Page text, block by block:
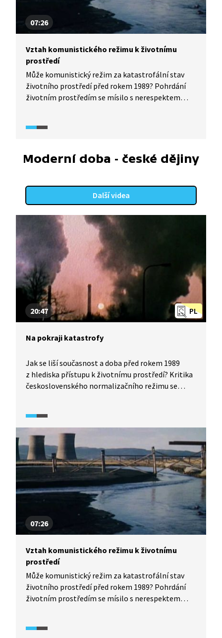
07:26
Vztah komunistického režimu k životnímu
prostředí
Může komunistický režim za katastrofální stav
životního prostředí před rokem 1989? Pohrdání
životním prostředím se mísilo s nerespektem
dotýkaly jejich zdraví. Stavu ovzduší navíc
kotliny.
Moderní doba - české dějiny
Další videa
PL
20:47
Na pokraji katastrofy
Jak se liší současnost a doba před rokem 1989
z hlediska přístupu k životnímu prostředí? Kritika
československého normalizačního režimu se
Devastace životního prostředí zůstává poněkud
na okraji zájmu. Byla přitom tak rozsáhlá, že
odborníci mluví o ekologické katastrofě, jejíž
následky neseme dodnes.
07:26
Vztah komunistického režimu k životnímu
prostředí
Může komunistický režim za katastrofální stav
životního prostředí před rokem 1989? Pohrdání
životním prostředím se mísilo s nerespektem
dotýkaly jejich zdraví. Stavu ovzduší navíc